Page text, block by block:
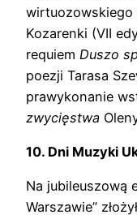
wirtuozowskiego
Kozarenki (VII
requiem Duszo
poezji Tarasa
prawykonanie
zwycięstwa
10. Dni Muzyki
Na jubileuszową
Warszawie”